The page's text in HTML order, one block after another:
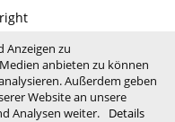
Anzeigen zu
anbieten zu können
Außerdem geben
Website an unsere
Analysen weiter.
Details